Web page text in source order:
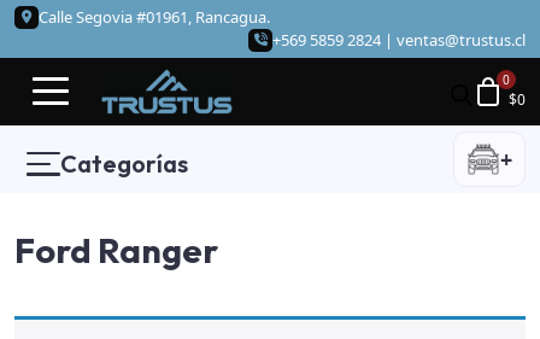
Calle Segovia #01961, Rancagua.
+569 5859 2824 | ventas@trustus.cl
$0
Categorías +
Ford Ranger